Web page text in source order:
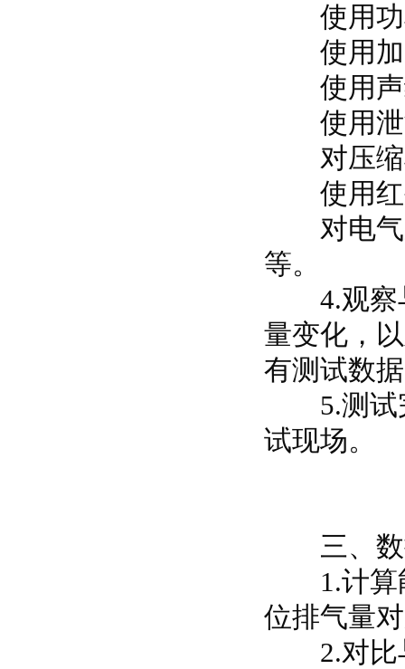
使用功
使用加
使用声
使用泄
对压缩
使用红
对电气
等。
4.观察与
量变化，
有测试数
5.测试完
试现场。
三、数
1.计算能
位排气量
2.对比与